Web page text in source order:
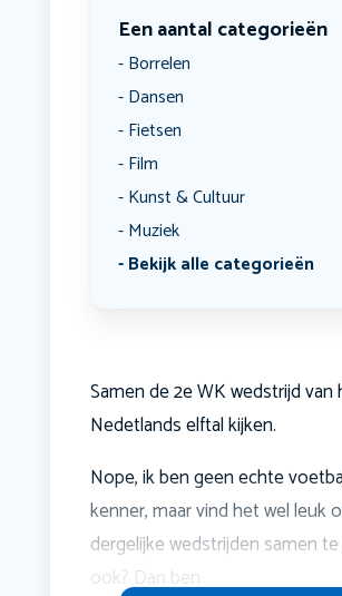
Een aantal categorieën
Borrelen
Dansen
Fietsen
Film
Kunst & Cultuur
Muziek
Bekijk alle categorieën
Samen de 2e WK wedstrijd van
Nedetlands elftal kijken.
Nope, ik ben geen echte
kenner, maar vind het wel leuk
dergelijke wedstrijden samen te
ook? Dan ben